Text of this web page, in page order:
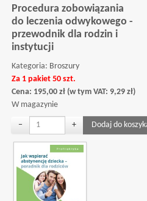
Procedura zobowiązania
do leczenia odwykowego -
przewodnik dla rodzin i
instytucji
Kategoria: Broszury
Za 1 pakiet 50 szt.
Cena: 195,00 zł (w tym VAT:9,29 zł)
W magazynie
− +